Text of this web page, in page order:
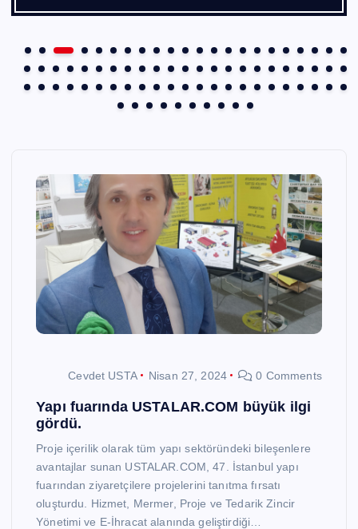
Cevdet USTA Nisan 27, 2024 0 Comments
Yapı fuarında USTALAR.COM büyük ilgi
gördü.
Proje içerilik olarak tüm yapı sektöründeki bileşenlere
avantajlar sunan USTALAR.COM, 47. İstanbul yapı
fuarından ziyaretçilere projelerini tanıtma fırsatı
oluşturdu. Hizmet, Mermer, Proje ve Tedarik Zincir
Yönetimi ve E-İhracat alanında geliştirdiği…